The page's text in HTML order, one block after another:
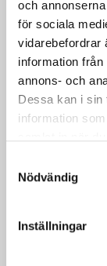
och
för sociala
vidarebefordrar
information
annons- och
Dessa kan i sin
information
Nödvändig
Inställningar
Läs mer